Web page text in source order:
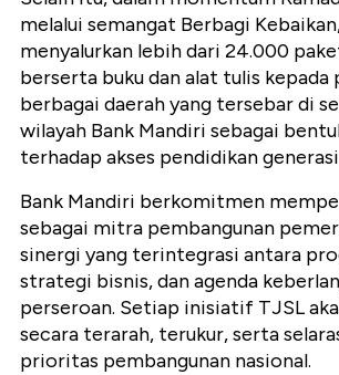
melalui semangat Berbagi
menyalurkan lebih dari 24.000
berserta buku dan alat tulis kepada
berbagai daerah yang tersebar di
wilayah Bank Mandiri sebagai
terhadap akses pendidikan
Bank Mandiri berkomitmen
sebagai mitra pembangunan
sinergi yang terintegrasi antara
strategi bisnis, dan agenda
perseroan. Setiap inisiatif TJSL
secara terarah, terukur, serta
prioritas pembangunan nasional.